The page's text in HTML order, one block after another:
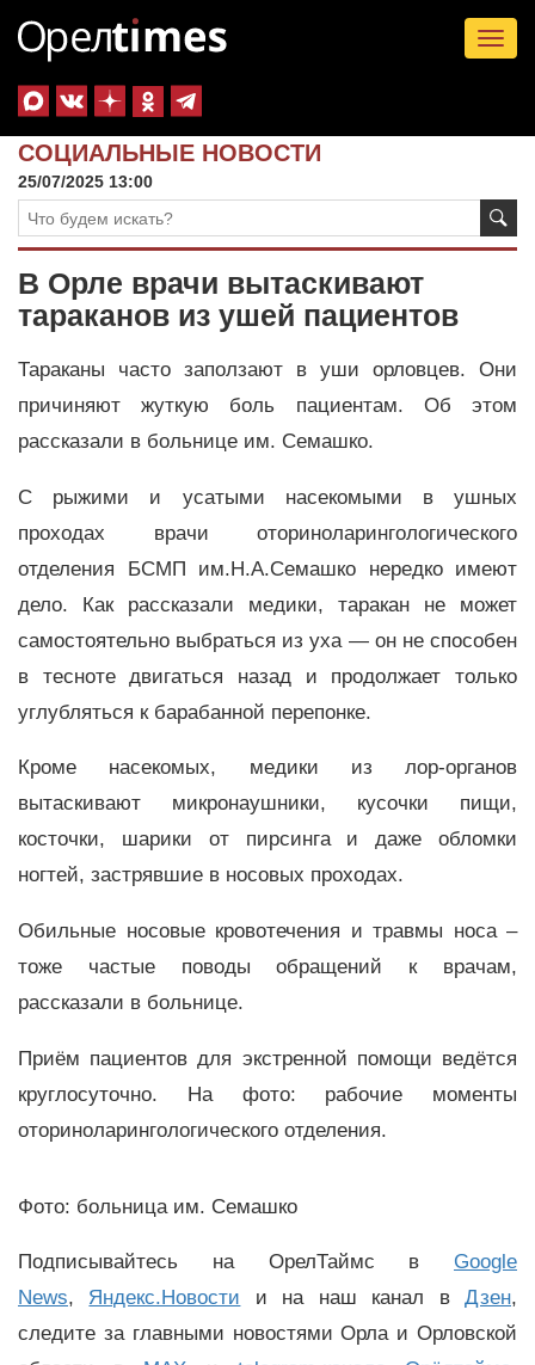
СОЦИАЛЬНЫЕ НОВОСТИ
25/07/2025 13:00
В Орле врачи вытаскивают
тараканов из ушей пациентов
Тараканы часто заползают в уши орловцев. Они
причиняют жуткую боль пациентам. Об этом
рассказали в больнице им. Семашко.
С рыжими и усатыми насекомыми в ушных
проходах врачи оториноларингологического
отделения БСМП им.Н.А.Семашко нередко имеют
дело. Как рассказали медики, таракан не может
самостоятельно выбраться из уха — он не способен
в тесноте двигаться назад и продолжает только
углубляться к барабанной перепонке.
Кроме насекомых, медики из лор-органов
вытаскивают микронаушники, кусочки пищи,
косточки, шарики от пирсинга и даже обломки
ногтей, застрявшие в носовых проходах.
Обильные носовые кровотечения и травмы носа –
тоже частые поводы обращений к врачам,
рассказали в больнице.
Приём пациентов для экстренной помощи ведётся
круглосуточно. На фото: рабочие моменты
оториноларингологического отделения.
Фото: больница им. Семашко
Подписывайтесь на ОрелТаймс в Google
News, Яндекс.Новости и на наш канал вДзен,
следите за главными новостями Орла и Орловской